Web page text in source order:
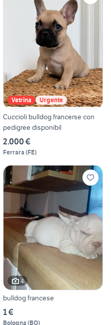
Vetrina Urgente
Cuccioli bulldog francerse con
pedigree disponibil
2.000 €
Ferrara (FE)
4
bulldog francese
1 €
Bologna (BO)